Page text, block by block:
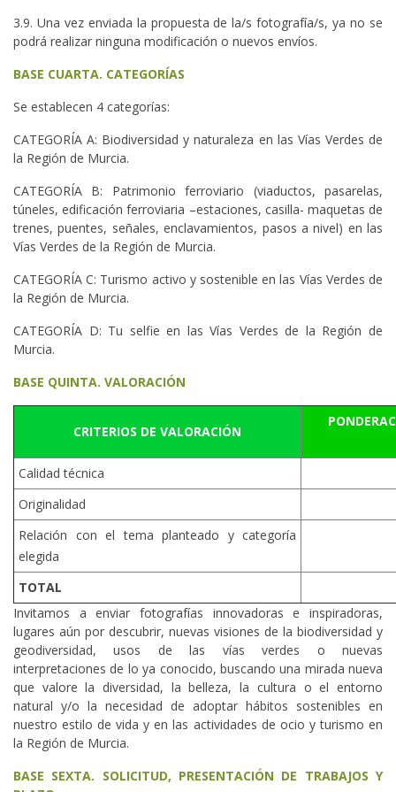
3.9. Una vez enviada la propuesta de la/s fotografía/s, ya no se
podrá realizar ninguna modificación o nuevos envíos.
BASE CUARTA. CATEGORÍAS
Se establecen 4 categorías:
CATEGORÍA A: Biodiversidad y naturaleza en las Vías Verdes de
la Región de Murcia.
CATEGORÍA B: Patrimonio ferroviario (viaductos, pasarelas,
túneles, edificación ferroviaria –estaciones, casilla- maquetas de
trenes, puentes, señales, enclavamientos, pasos a nivel) en las
Vías Verdes de la Región de Murcia.
CATEGORÍA C: Turismo activo y sostenible en las Vías Verdes de
la Región de Murcia.
CATEGORÍA D: Tu selfie en las Vías Verdes de la Región de
Murcia.
BASE QUINTA. VALORACIÓN
CRITERIOS DE VALORACIÓN
Calidad técnica
Originalidad
Relación con el tema planteado y categoría
elegida
TOTAL
Invitamos a enviar fotografías innovadoras e inspiradoras,
lugares aún por descubrir, nuevas visiones de la biodiversidad y
geodiversidad, usos de las vías verdes o nuevas
interpretaciones de lo ya conocido, buscando una mirada nueva
que valore la diversidad, la belleza, la cultura o el entorno
natural y/o la necesidad de adoptar hábitos sostenibles en
nuestro estilo de vida y en las actividades de ocio y turismo en
la Región de Murcia.
BASE SEXTA. SOLICITUD, PRESENTACIÓN DE TRABAJOS Y